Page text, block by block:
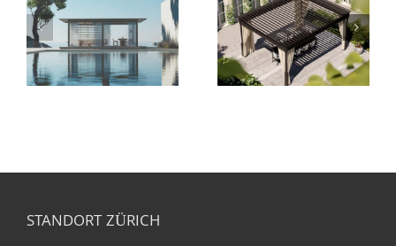
Bioclimatica
Pavillon
Pavillon Mood
YPE
STANDORT ZÜRICH